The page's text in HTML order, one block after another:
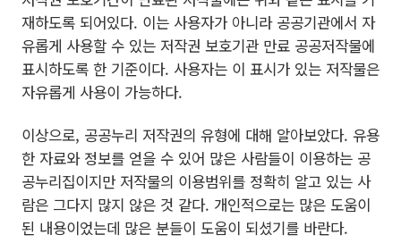
재하도록 되어있다. 이는 사용자가 아니라 공공기관에서 자
유롭게 사용할 수 있는 저작권 보호기관 만료 공공저작물에
표시하도록 한 기준이다. 사용자는 이 표시가 있는 저작물은
자유롭게 사용이 가능하다.
이상으로, 공공누리 저작권의 유형에 대해 알아보았다. 유용
한 자료와 정보를 얻을 수 있어 많은 사람들이 이용하는 공
공누리집이지만 저작물의 이용범위를 정확히 알고 있는 사
람은 그다지 많지 않은 것 같다. 개인적으로는 많은 도움이
된 내용이었는데 많은 분들이 도움이 되셨기를 바란다.